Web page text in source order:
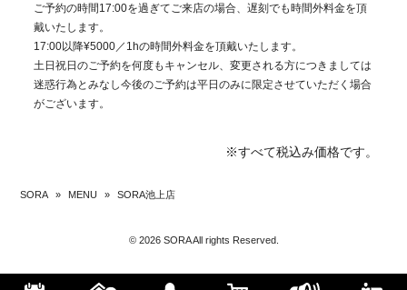
ご予約の時間17:00を過ぎてご来店の場合、遅刻でも時間外料金を頂
戴いたします。
17:00以降¥5000／1hの時間外料金を頂戴いたします。
土日祝日のご予約を何度もキャンセル、変更される方につきましては
迷惑行為とみなし今後のご予約は平日のみに限定させていただく場合
がございます。
※すべて税込み価格です。
SORA » MENU » SORA池上店
© 2026 SORA All rights Reserved.